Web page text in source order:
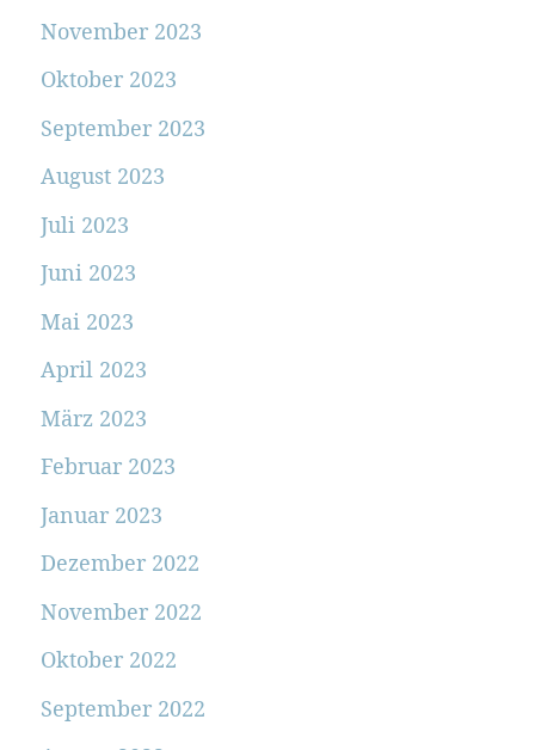
November 2023
Oktober 2023
September 2023
August 2023
Juli 2023
Juni 2023
Mai 2023
April 2023
März 2023
Februar 2023
Januar 2023
Dezember 2022
November 2022
Oktober 2022
September 2022